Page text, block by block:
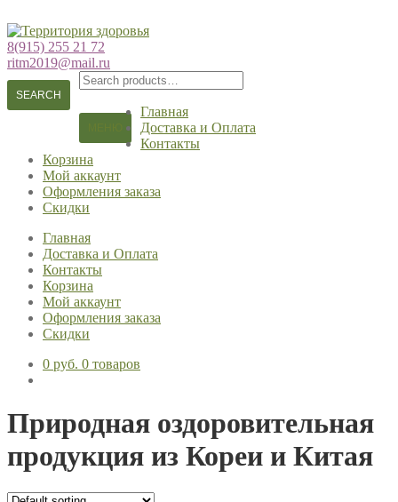
Перейти
к
навигации
Перейти
к
содержимому
8(915) 255 21 72
ritm2019@mail.ru
Search
for:
SEARCH
Главная
Доставка и Оплата
Контакты
Корзина
Мой аккаунт
Оформления заказа
Скидки
Главная
Доставка и Оплата
Контакты
Корзина
Мой аккаунт
Оформления заказа
Скидки
0 руб. 0 товаров
Природная оздоровительная
продукция из Кореи и Китая